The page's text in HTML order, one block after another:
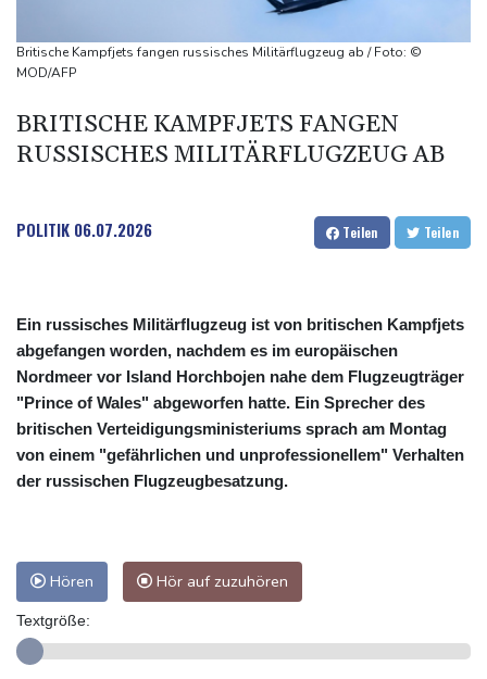
Xiaomi Skynomad: N70 und N90 erhöhen den Druck auf Europas
SUV-Markt
Sicherheitskreise vermuten russische Kampagne hinter
Papst Leo XIV. will bei Frankreich-Besuch Missbrauchsopfer
treffen
Britische Kampfjets fangen russisches Militärflugzeug ab / Foto: ©
MOD/AFP
BRITISCHE KAMPFJETS FANGEN
RUSSISCHES MILITÄRFLUGZEUG AB
POLITIK 06.07.2026 Teilen Teilen
Ein russisches Militärflugzeug ist von britischen Kampfjets
abgefangen worden, nachdem es im europäischen
Nordmeer vor Island Horchbojen nahe dem Flugzeugträger
"Prince of Wales" abgeworfen hatte. Ein Sprecher des
britischen Verteidigungsministeriums sprach am Montag
von einem "gefährlichen und unprofessionellem" Verhalten
der russischen Flugzeugbesatzung.
Hören Hör auf zuzuhören
Textgröße: